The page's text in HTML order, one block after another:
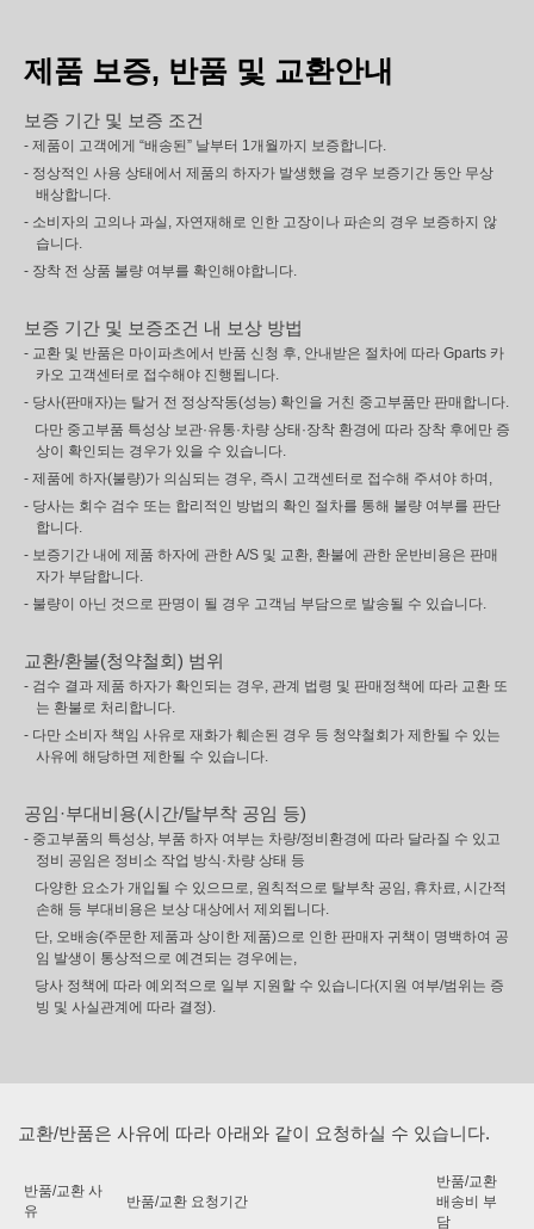
제품 보증, 반품 및 교환안내
보증 기간 및 보증 조건
- 제품이 고객에게 “배송된” 날부터 1개월까지 보증합니다.
- 정상적인 사용 상태에서 제품의 하자가 발생했을 경우 보증기간 동안 무상
배상합니다.
- 소비자의 고의나 과실, 자연재해로 인한 고장이나 파손의 경우 보증하지 않
습니다.
- 장착 전 상품 불량 여부를 확인해야합니다.
보증 기간 및 보증조건 내 보상 방법
- 교환 및 반품은 마이파츠에서 반품 신청 후, 안내받은 절차에 따라 Gparts 카
카오 고객센터로 접수해야 진행됩니다.
- 당사(판매자)는 탈거 전 정상작동(성능) 확인을 거친 중고부품만 판매합니다.
다만 중고부품 특성상 보관·유통·차량 상태·장착 환경에 따라 장착 후에만 증
상이 확인되는 경우가 있을 수 있습니다.
- 제품에 하자(불량)가 의심되는 경우, 즉시 고객센터로 접수해 주셔야 하며,
- 당사는 회수 검수 또는 합리적인 방법의 확인 절차를 통해 불량 여부를 판단
합니다.
- 보증기간 내에 제품 하자에 관한 A/S 및 교환, 환불에 관한 운반비용은 판매
자가 부담합니다.
- 불량이 아닌 것으로 판명이 될 경우 고객님 부담으로 발송될 수 있습니다.
교환/환불(청약철회) 범위
- 검수 결과 제품 하자가 확인되는 경우, 관계 법령 및 판매정책에 따라 교환 또
는 환불로 처리합니다.
- 다만 소비자 책임 사유로 재화가 훼손된 경우 등 청약철회가 제한될 수 있는
사유에 해당하면 제한될 수 있습니다.
공임·부대비용(시간/탈부착 공임 등)
- 중고부품의 특성상, 부품 하자 여부는 차량/정비환경에 따라 달라질 수 있고
정비 공임은 정비소 작업 방식·차량 상태 등
다양한 요소가 개입될 수 있으므로, 원칙적으로 탈부착 공임, 휴차료, 시간적
손해 등 부대비용은 보상 대상에서 제외됩니다.
단, 오배송(주문한 제품과 상이한 제품)으로 인한 판매자 귀책이 명백하여 공
임 발생이 통상적으로 예견되는 경우에는,
당사 정책에 따라 예외적으로 일부 지원할 수 있습니다(지원 여부/범위는 증
빙 및 사실관계에 따라 결정).
교환/반품은 사유에 따라 아래와 같이 요청하실 수 있습니다.
반품/교환 사
유
반품/교환 요청기간
반품/교환
배송비 부
담